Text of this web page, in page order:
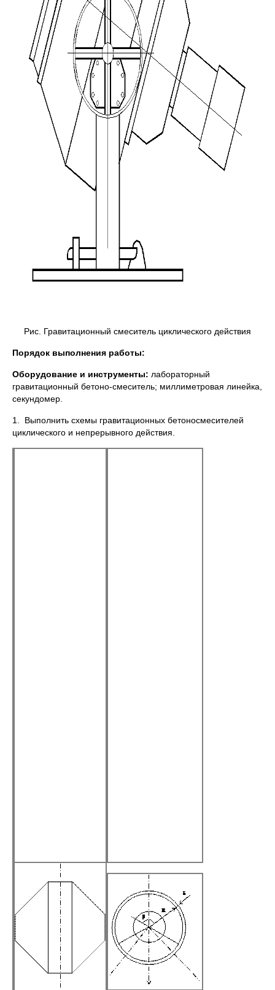
Рис. Гравитационный смеситель циклического действия
Порядок выполнения работы:
Оборудование и инструменты: лабораторный
гравитационный бетоно-смеситель; миллиметровая линейка,
секундомер.
1. Выполнить схемы гравитационных бетоносмесителей
циклического и непрерывного действия.